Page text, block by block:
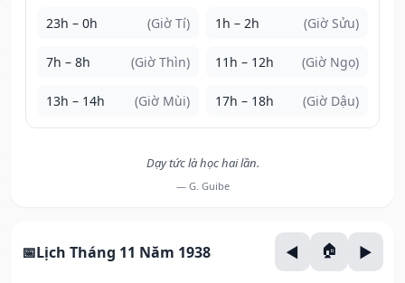
23h – 0h (Giờ Tí) 1h – 2h (Giờ Sửu)
7h – 8h (Giờ Thìn) 11h – 12h (Giờ Ngọ)
13h – 14h (Giờ Mùi) 17h – 18h (Giờ Dậu)
Dạy tức là học hai lần.
— G. Guibe
Lịch Tháng 11 Năm 1938